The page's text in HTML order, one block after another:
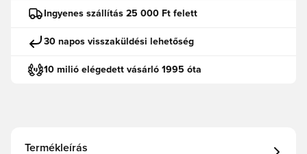
Ingyenes szállítás 25 000 Ft felett
30 napos visszaküldési lehetőség
10 milió elégedett vásárló 1995 óta
Termékleírás